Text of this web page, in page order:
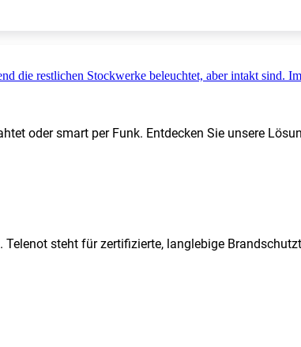
oder smart per Funk. Entdecken Sie unsere
steht für zertifizierte, langlebige